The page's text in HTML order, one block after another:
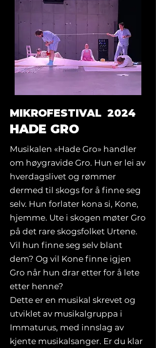
MIKROFESTIVAL 2024
HADE GRO
Musikalen «Hade Gro» handler
om høygravide Gro. Hun er lei av
hverdagslivet og rømmer
dermed til skogs for å finne seg
selv. Hun forlater kona si, Kone,
hjemme. Ute i skogen møter Gro
på det rare skogsfolket Urtene.
Vil hun finne seg selv blant
dem? Og vil Kone finne igjen
Gro når hun drar etter for å lete
etter henne?
Dette er en musikal skrevet og
utviklet av musikalgruppa i
Immaturus, med innslag av
kjente musikalsanger. Er du klar